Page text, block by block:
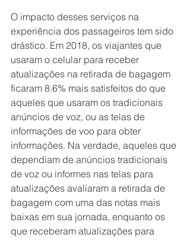
O impacto desses serviços na
experiência dos passageiros tem sido
drástico. Em 2018, os viajantes que
usaram o celular para receber
atualizações na retirada de bagagem
ficaram 8.6% mais satisfeitos do que
aqueles que usaram os tradicionais
anúncios de voz, ou as telas de
informações de voo para obter
informações. Na verdade, aqueles que
dependiam de anúncios tradicionais
de voz ou informes nas telas para
atualizações avaliaram a retirada de
bagagem com uma das notas mais
baixas em sua jornada, enquanto os
que receberam atualizações para